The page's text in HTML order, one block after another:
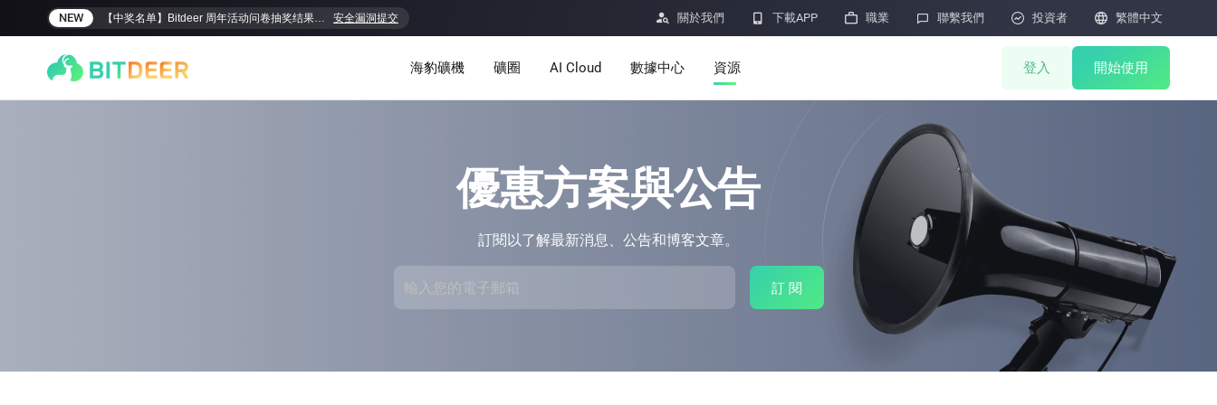
NEW 【中奖名单】Bitdeer 周年活动问卷抽奖结果揭晓！ 安全漏洞提交  關於我們  下載APP  職業  聯繫我們  投資者  繁體中文
海豹礦機
Minerbase A40-欧版 Minerbase A40-美版
礦機商城
聯合挖礦
礦機抽簽
礦機拍賣
礦機售後
雲算力
礦圈 AI Cloud
定價
資源
數據中心 資源
學習
洞察
幫助中心
登入 開始使用
優惠方案與公告
訂閱以了解最新消息、公告和博客文章。
訂 閱